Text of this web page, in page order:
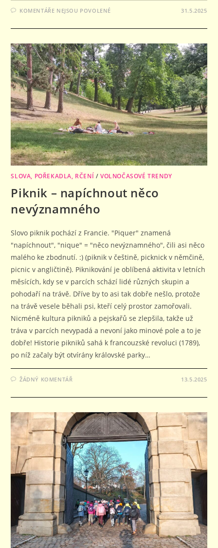
KOMENTÁŘE NEJSOU POVOLENÉ
NÁZVEM
800.
KOMENTÁŘ
NAŠICH
AKCÍ
31.5.2025
SLOVA, POŘEKADLA, RČENÍ /VOLNOČASOVÉ TRENDY
Piknik – napíchnout něco
nevýznamného
Slovo piknik pochází z Francie. "Piquer" znamená
"napíchnout", "nique" = "něco nevýznamného", čili asi něco
malého ke zbodnutí. :) (piknik v češtině, picknick v němčině,
picnic v angličtině). Piknikování je oblíbená aktivita v letních
měsících, kdy se v parcích schází lidé různých skupin a
pohodaří na trávě. Dříve by to asi tak dobře nešlo, protože
na trávě vesele běhali psi, kteří celý prostor zamořovali.
Nicméně kultura pikniků a pejskařů se zlepšila, takže už
tráva v parcích nevypadá a nevoní jako minové pole a to je
dobře! Historie pikniků sahá k francouzské revoluci (1789),
po níž začaly být otvírány královské parky…
ŽÁDNÝ KOMENTÁŘ 13.5.2025